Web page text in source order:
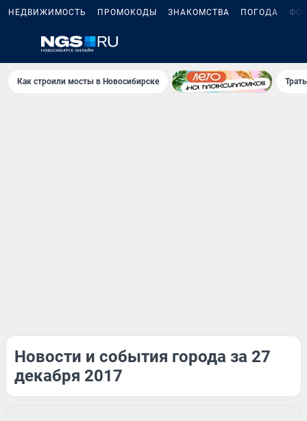
НЕДВИЖИМОСТЬ ПРОМОКОДЫ ЗНАКОМСТВА ПОГОДА
Как строили мосты в Новосибирске
Новости и события города за 27
декабря 2017